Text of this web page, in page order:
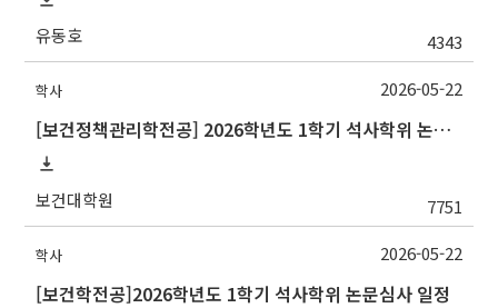
유동호 4343
학사
[보건정책관리학전공] 2026학년도 1학기 석사학위 논문심사 일정
보건대학원 7751
2026-05-22
학사
[보건학전공]2026학년도 1학기 석사학위 논문심사 일정
2026-05-22